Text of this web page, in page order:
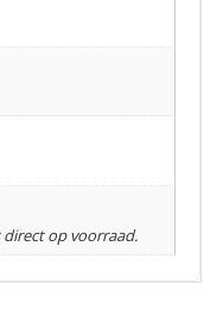
direct op voorraad.